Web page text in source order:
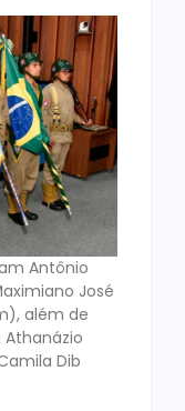
Antônio
José
além de
Dib